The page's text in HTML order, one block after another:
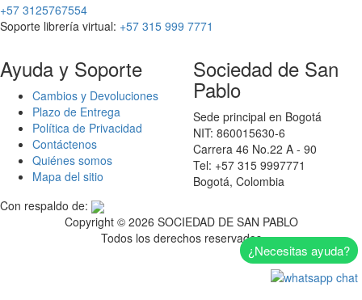
+57 3125767554
Soporte librería virtual: +57 315 999 7771
Ayuda y Soporte
Cambios y Devoluciones
Plazo de Entrega
Política de Privacidad
Contáctenos
Quiénes somos
Mapa del sitio
Sociedad de San
Pablo
Sede principal en Bogotá
NIT: 860015630-6
Carrera 46 No.22 A - 90
Tel: +57 315 9997771
Bogotá, Colombia
Con respaldo de:
Copyright © 2026 SOCIEDAD DE SAN PABLO
Todos los derechos reservados
¿Necesitas ayuda?